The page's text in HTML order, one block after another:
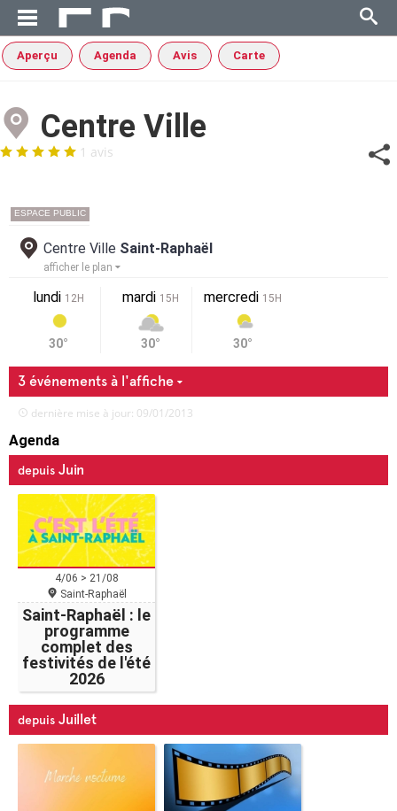
Aperçu Agenda Avis Carte
Centre Ville
1 avis
ESPACE PUBLIC
Centre Ville Saint-Raphaël
afficher le plan
lundi 12H
30°
mardi 15H
30°
mercredi 15H
30°
3 événements à l'affiche
dernière mise à jour: 09/01/2013
Agenda
depuis Juin
4/06 > 21/08
Saint-Raphaël
Saint-Raphaël : le
programme
complet des
festivités de l'été
2026
depuis Juillet